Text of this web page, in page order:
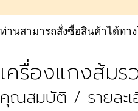
ท่านสามารถสั่งซื้อสินค้าได้ทา
เครื่องแกงส้มร
คุณสมบัติ / รายละเ